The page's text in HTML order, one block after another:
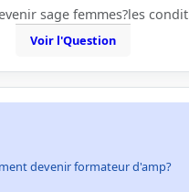
sage femmes?les
Voir l'Question
devenir formateur d'amp?